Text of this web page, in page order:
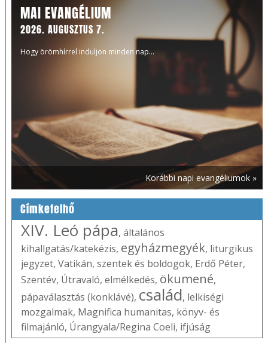
MAI EVANGÉLIUM
2026. AUGUSZTUS 7.
Hogy örömhírrel induljon minden nap...
Korábbi napi evangéliumok »
Címkefelhő
XIV. Leó pápa, általános
kihallgatás/katekézis, egyházmegyék, liturgikus
jegyzet, Vatikán, szentek és boldogok, Erdő Péter,
Szentév, Útravaló, elmélkedés, ökumené,
pápaválasztás (konklávé), család, lelkiségi
mozgalmak, Magnifica humanitas, könyv- és
filmajánló, Úrangyala/Regina Coeli, ifjúság